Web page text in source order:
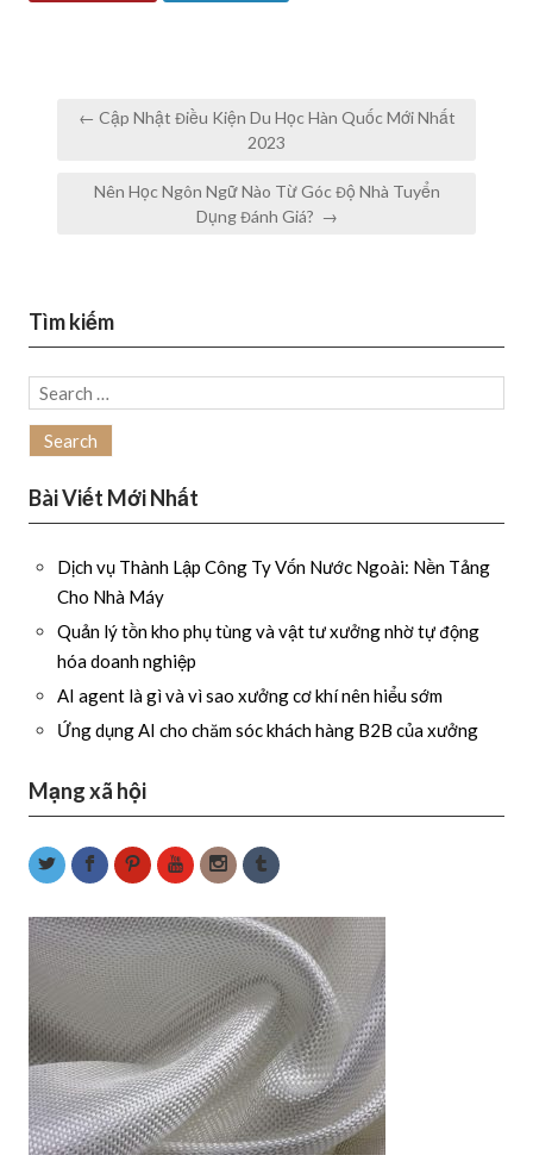
Post← Cập Nhật Điều Kiện Du Học Hàn Quốc Mới Nhất
2023
Nên Học Ngôn Ngữ Nào Từ Góc Độ Nhà Tuyển
Dụng Đánh Giá? →
Tìm kiếm
Search
for:
Bài Viết Mới Nhất
Dịch vụ Thành Lập Công Ty Vốn Nước Ngoài: Nền Tảng
Cho Nhà Máy
Quản lý tồn kho phụ tùng và vật tư xưởng nhờ tự động
hóa doanh nghiệp
AI agent là gì và vì sao xưởng cơ khí nên hiểu sớm
Ứng dụng AI cho chăm sóc khách hàng B2B của xưởng
Mạng xã hội